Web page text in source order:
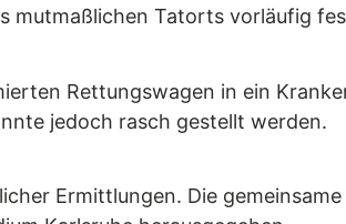
mutmaßlichen Tatorts vorläufig
Rettungswagen in ein
jedoch rasch gestellt werden.
Ermittlungen. Die